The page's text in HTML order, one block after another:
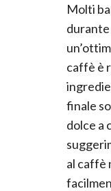
Molti
durante
caffè è
finale
dolce a
al caffè